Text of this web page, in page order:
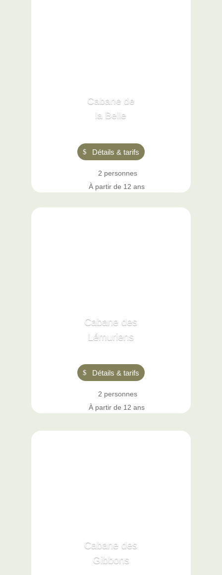
Cabane de
la Belle
Détails & tarifs
2 personnes
À partir de 12 ans
Cabane des
Lémuriens
Détails & tarifs
2 personnes
À partir de 12 ans
Cabane des
Gibbons